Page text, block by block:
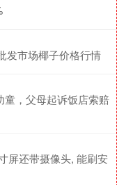
发市场椰子价格行情
童，父母起诉饭店索赔
屏还带摄像头, 能刷安